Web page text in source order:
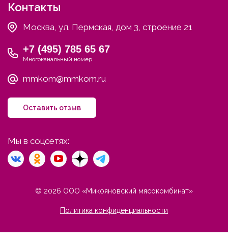
Контакты
Москва, ул. Пермская, дом 3, строение 21
+7 (495) 785 65 67
Многоканальный номер
mmkom@mmkom.ru
Оставить отзыв
Мы в соцсетях:
© 2026 ООО «Микояновский мясокомбинат»
Политика конфиденциальности